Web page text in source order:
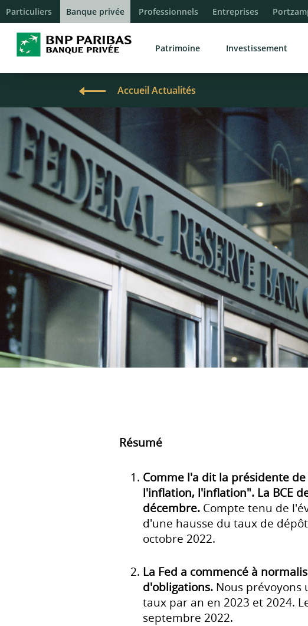
Particuliers Banque privée Professionnels Entreprises
Patrimoine Investissement
Accueil Actualités
Résumé
Comme l'a dit la présidente
l'inflation, l'inflation". La BCE
décembre. Compte tenu de
d'une hausse du taux de
octobre 2022.
La Fed a commencé à
d'obligations. Nous prévoyons
taux par an en 2023 et 2024.
septembre 2022.